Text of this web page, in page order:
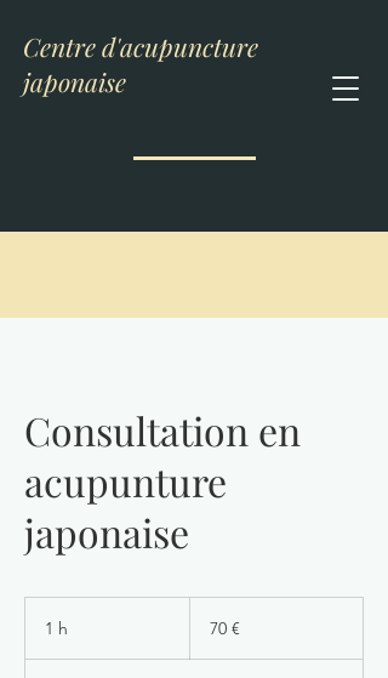
Centre d'acupuncture
japonaise
Consultation en
acupunture
japonaise
1 h 70 €